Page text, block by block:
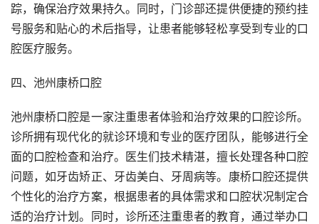
踪，确保治疗效果持久。同时，门诊部还提供便捷的预约挂
号服务和贴心的术后指导，让患者能够轻松享受到专业的口
腔医疗服务。
四、池州康桥口腔
池州康桥口腔是一家注重患者体验和治疗效果的口腔诊所。
诊所拥有现代化的就诊环境和专业的医疗团队，能够进行全
面的口腔检查和治疗。医生们技术精湛，擅长处理各种口腔
问题，如牙齿矫正、牙齿美白、牙周病等。康桥口腔还提供
个性化的治疗方案，根据患者的具体需求和口腔状况制定合
适的治疗计划。同时，诊所还注重患者的教育，通过举办口